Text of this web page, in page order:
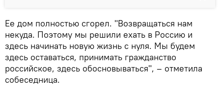
Ее дом полностью сгорел. "Возвращаться нам
некуда. Поэтому мы решили ехать в Россию и
здесь начинать новую жизнь с нуля. Мы будем
здесь оставаться, принимать гражданство
российское, здесь обосновываться", – отметила
собеседница.